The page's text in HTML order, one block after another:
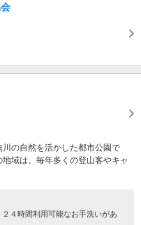
の自然を活かした都市公園で
域は、毎年多くの登山客やキャ
４時間利用可能なお手洗いがあ